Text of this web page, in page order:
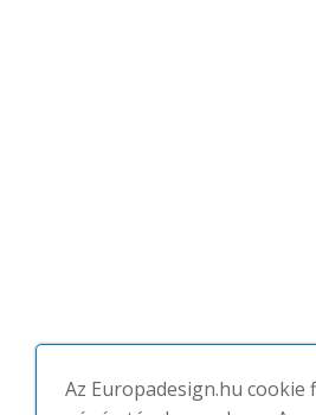
Az Europadesign.hu cookie